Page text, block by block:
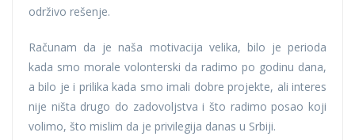
održivo rešenje.
Računam da je naša motivacija velika, bilo je perioda
kada smo morale volonterski da radimo po godinu dana,
a bilo je i prilika kada smo imali dobre projekte, ali interes
nije ništa drugo do zadovoljstva i što radimo posao koji
volimo, što mislim da je privilegija danas u Srbiji.